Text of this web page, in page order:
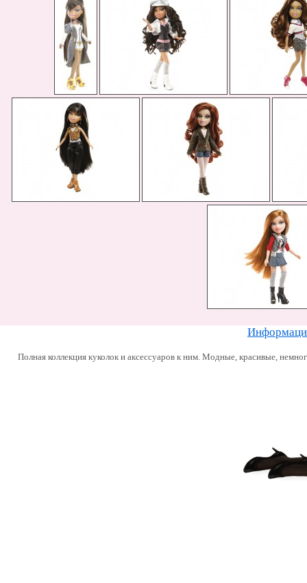
Полная коллекция куколок и аксессуаров к ним. Модные, красивые,